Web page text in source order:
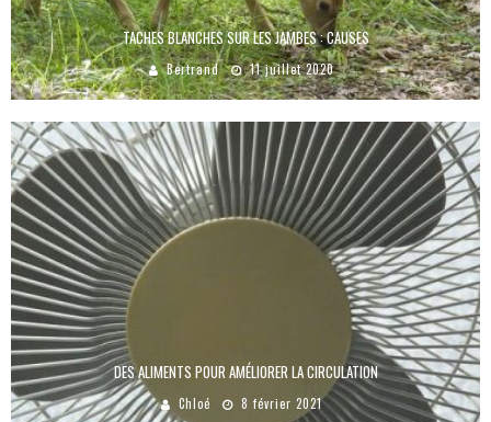
TACHES BLANCHES SUR LES JAMBES : CAUSES
Bertrand 11 juillet 2020
DES ALIMENTS POUR AMÉLIORER LA CIRCULATION
Chloé 8 février 2021